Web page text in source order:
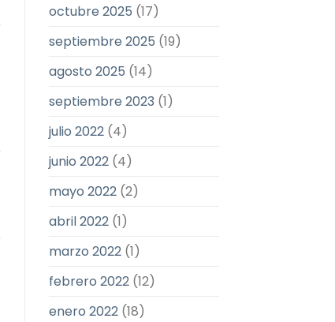
octubre 2025 (17)
septiembre 2025 (19)
agosto 2025 (14)
septiembre 2023 (1)
julio 2022(4)
junio 2022(4)
mayo 2022(2)
abril 2022(1)
marzo 2022(1)
febrero 2022(12)
enero 2022(18)